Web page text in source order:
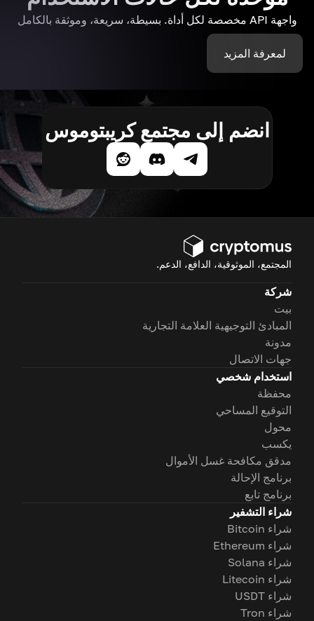
واجهة API مخصصة لكل أداة. بسيطة، سريعة، وموثقة بالكامل
لمعرفة المزيد
انضم إلى مجتمع كريبتوموس
المجتمع، الموثوقية، الدافع، الدعم.
شركة
بيت
المبادئ التوجيهية العلامة التجارية
مدونة
جهات الاتصال
استخدام شخصي
محفظة
التوقيع المساحي
محول
يكسب
مدقق مكافحة غسل الأموال
برنامج الإحالة
برنامج تابع
شراء التشفير
شراء Bitcoin
شراء Ethereum
شراء Solana
شراء Litecoin
شراء USDT
شراء Tron